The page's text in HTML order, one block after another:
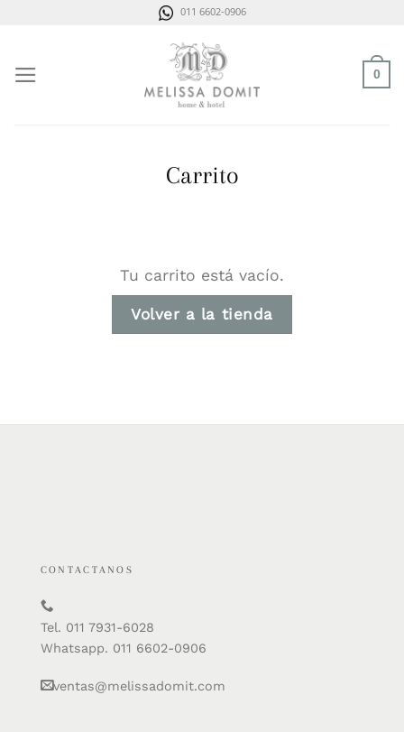
011 6602-0906
0
Carrito
Tu carrito está vacío.
Volver a la tienda
CONTACTANOS
Tel. 011 7931-6028
Whatsapp. 011 6602-0906
ventas@melissadomit.com